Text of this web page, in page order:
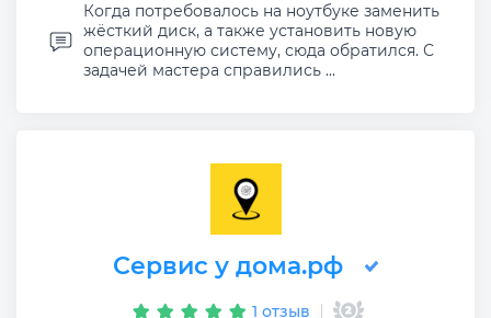
Когда потребовалось на ноутбуке заменить
жёсткий диск, а также установить новую
операционную систему, сюда обратился. С
задачей мастера справились ...
Сервис у дома.рф
1 отзыв